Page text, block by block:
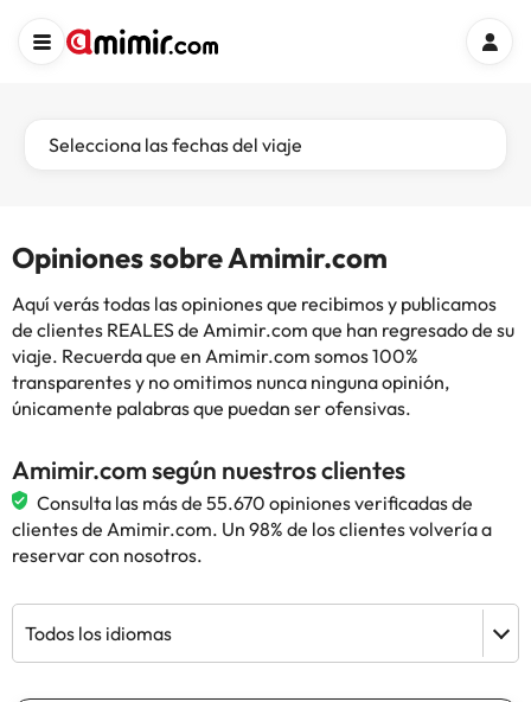
Selecciona las fechas del viaje
Opiniones sobre Amimir.com
Aquí verás todas las opiniones que recibimos y publicamos
de clientes REALES de Amimir.com que han regresado de su
viaje. Recuerda que en Amimir.com somos 100%
transparentes y no omitimos nunca ninguna opinión,
únicamente palabras que puedan ser ofensivas.
Amimir.com según nuestros clientes
Consulta las más de 55.670 opiniones verificadas de
clientes de Amimir.com. Un 98% de los clientes volvería a
reservar con nosotros.